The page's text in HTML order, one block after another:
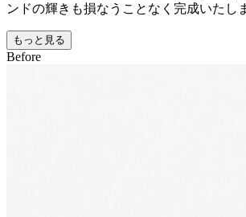
ンドの輝きも損なうことなく完成いたし
もっと見る
Before